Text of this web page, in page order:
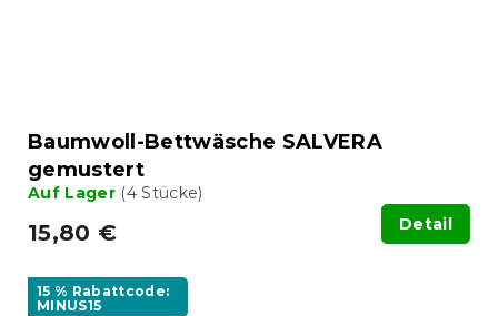
Baumwoll-Bettwäsche SALVERA
gemustert
Auf Lager (4 Stücke)
15,80 € Detail
15 % Rabattcode:
MINUS15